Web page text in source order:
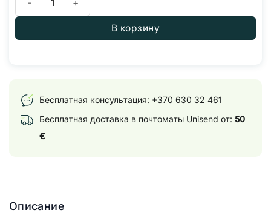
В корзину
Бесплатная консультация: +370 630 32 461
Бесплатная доставка в почтоматы Unisend от: 50
€
Описание